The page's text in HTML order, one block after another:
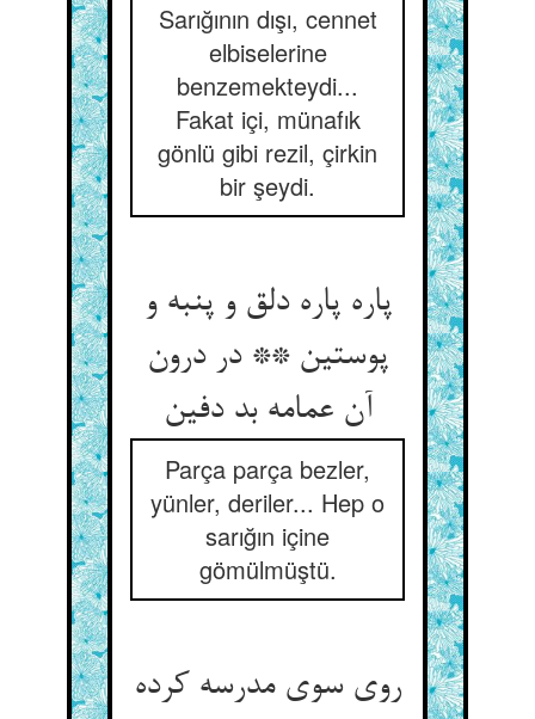
Sarığının dışı, cennet
elbiselerine
benzemekteydi...
Fakat içi, münafık
gönlü gibi rezil, çirkin
bir şeydi.
پاره پاره دلق و پنبه و
پوستین ** در درون
آن عمامه بد دفین
Parça parça bezler,
yünler, deriler... Hep o
sarığın içine
gömülmüştü.
روی سوی مدرسه کرده